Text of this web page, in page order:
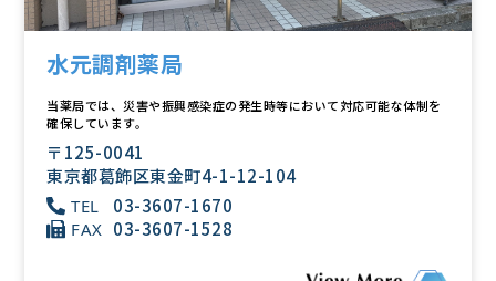
水元調剤薬局
当薬局では、災害や振興感染症の発生時等において対応可能な体制を
確保しています。
〒125-0041
東京都葛飾区東金町4-1-12-104
TEL 03-3607-1670
FAX 03-3607-1528